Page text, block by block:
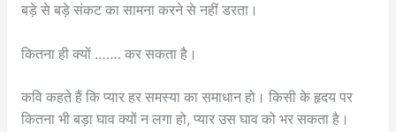
बड़े से बड़े संकट का सामना करने से नहीं डरता।
कितना ही क्यों ……. कर सकता है।
कवि कहते हैं कि प्यार हर समस्या का समाधान हो। किसी के हृदय पर
कितना भी बड़ा घाव क्यों न लगा हो, प्यार उस घाव को भर सकता है।